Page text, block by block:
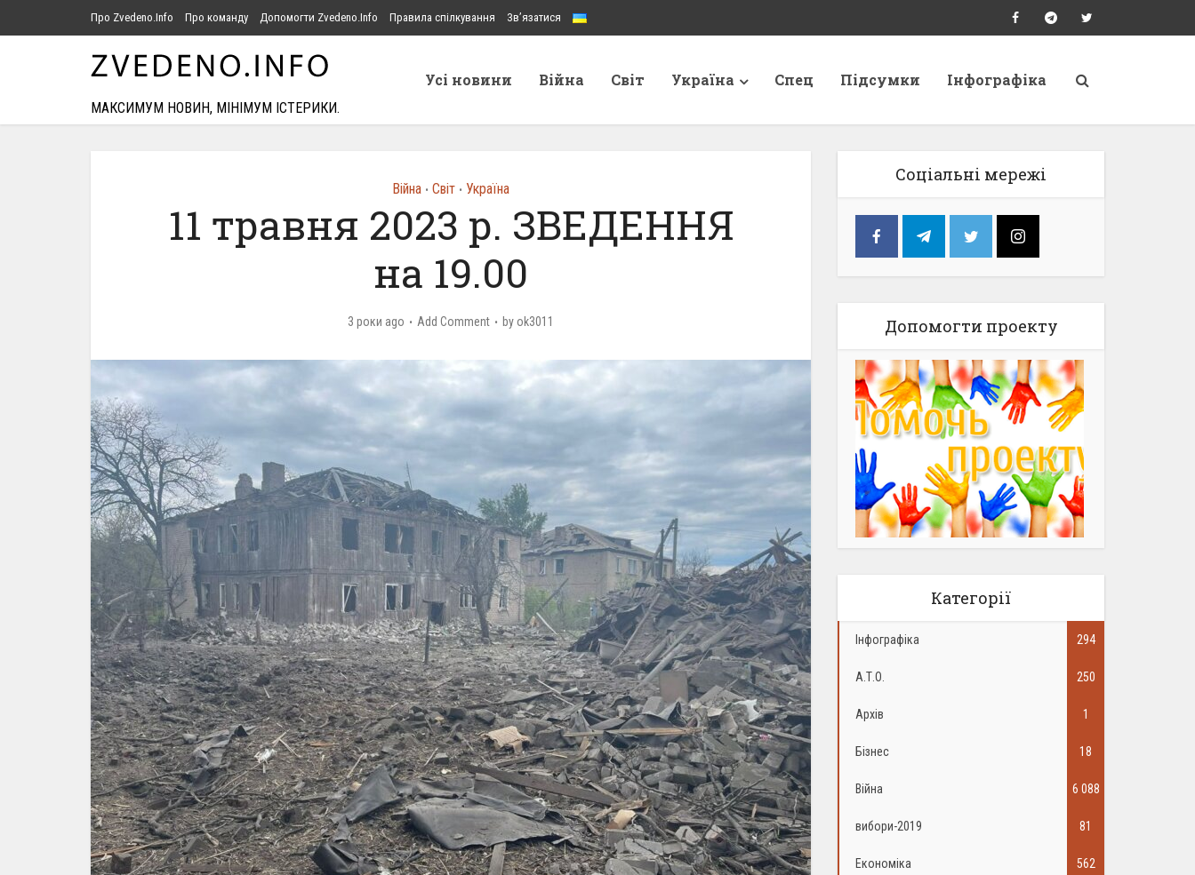
Про Zvedeno.Info Про команду Допомогти Zvedeno.Info Правила спілкування Зв’язатися
МАКСИМУМ НОВИН, МІНІМУМ ІСТЕРИКИ.
Усі новини Війна Світ Україна Спец Підсумки Інфографіка
Війна • Світ • Україна
11 травня 2023 р. ЗВЕДЕННЯ
на 19.00
3 роки ago Add Comment by ok3011
Соціальні мережі
Допомогти проекту
Категорії
Інфографіка 294
А.Т.О. 250
Архів 1
Бізнес 18
Війна 6 088
вибори-2019 81
Економіка 562